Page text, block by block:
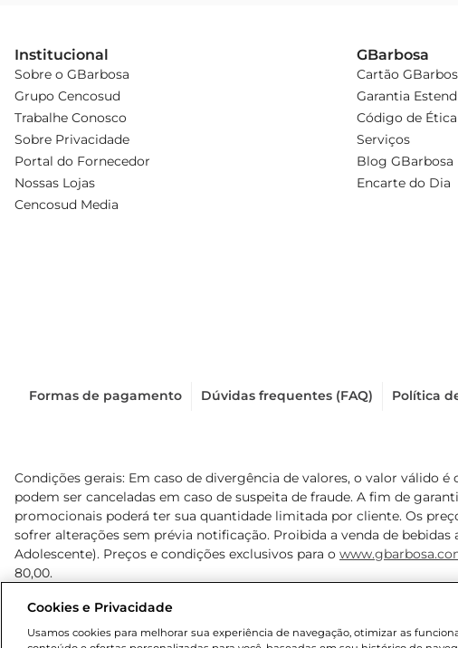
Institucional
Sobre o GBarbosa
Grupo Cencosud
Trabalhe Conosco
Sobre Privacidade
Portal do Fornecedor
Nossas Lojas
Cencosud Media
GBarbosa
Cartão
Garantia
Código de Ética
Serviços
Blog GBarbosa
Encarte do Dia
Formas de pagamento Dúvidas frequentes (FAQ) Política
Condições gerais: Em caso de divergência de valores, o valor válido
podem ser canceladas em caso de suspeita de fraude. A fim de
promocionais poderá ter sua quantidade limitada por cliente. Os
sofrer alterações sem prévia notificação. Proibida a venda de
Adolescente). Preços e condições exclusivos para o
80,00.
Cookies e Privacidade
Usamos cookies para melhorar sua experiência de navegação, otimizar as